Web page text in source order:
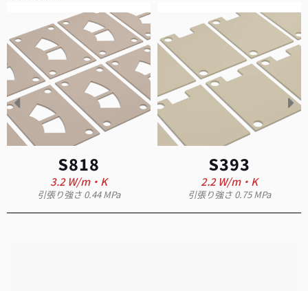
0.44 MPa 引張り強さ 0.75 MPa